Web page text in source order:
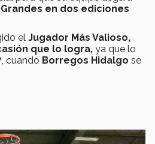
en dos ediciones
el Jugador Más Valioso,
que lo logra, ya que lo
, cuando Borregos Hidalgo se